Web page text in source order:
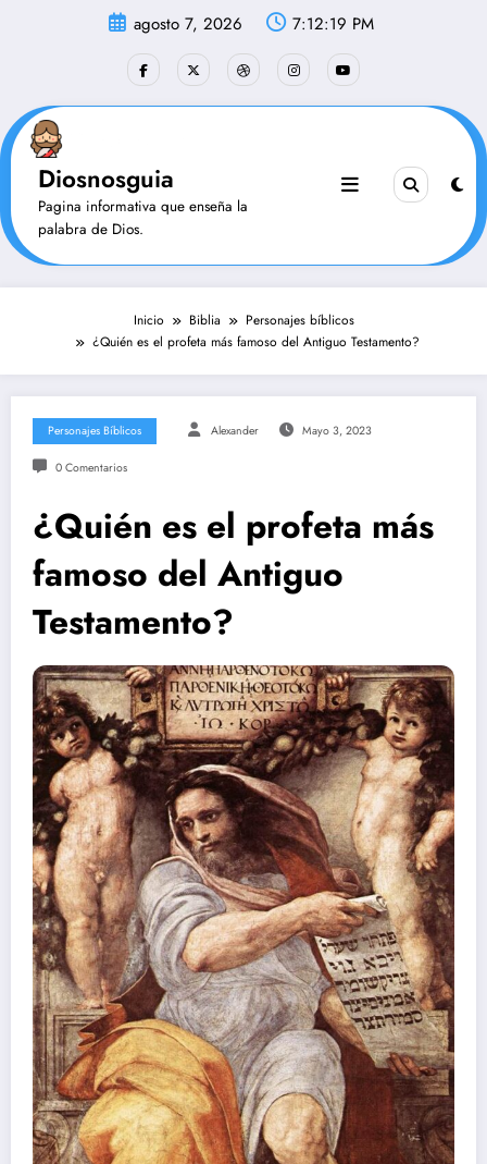
agosto 7, 2026 7:12:20 PM
Diosnosguia
Pagina informativa que enseña la
palabra de Dios.
Inicio Biblia
Personajes bíblicos
¿Quién es el profeta más famoso del Antiguo Testamento?
Personajes Bíblicos Alexander Mayo 3, 2023
0 Comentarios
¿Quién es el profeta más
famoso del Antiguo
Testamento?